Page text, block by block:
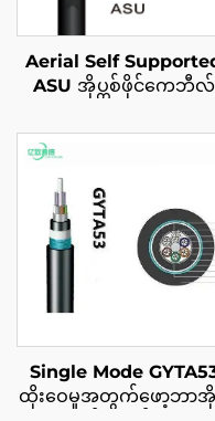
Aerial Self
ASU အိုပ္တစ်ဖိုင်ကေဘီလ်
Single Mode
ထိုးဝေမှုအတွက်ဖော့ဘာ